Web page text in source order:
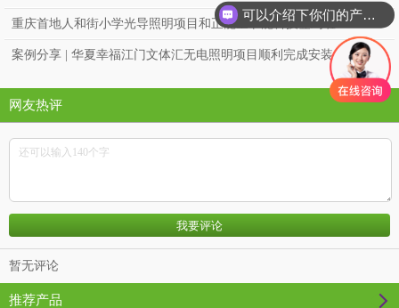
重庆首地人和街小学光导照明项目和正能量节能科技签约啦~~
案例分享 | 华夏幸福江门文体汇无电照明项目顺利完成安装！
网友热评
暂无评论
推荐产品
可以介绍下你们的产品么？